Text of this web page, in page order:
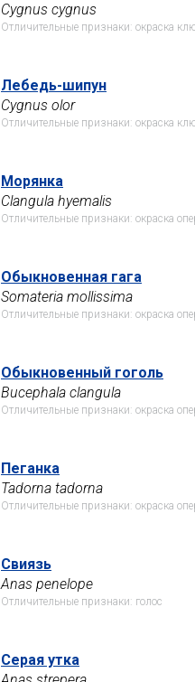
Cygnus cygnus
Отличительные признаки: окраска
Лебедь-шипун
Cygnus olor
Отличительные признаки: окраска
Морянка
Clangula hyemalis
Отличительные признаки: окраска
Обыкновенная гага
Somateria mollissima
Отличительные признаки: окраска
Обыкновенный гоголь
Bucephala clangula
Отличительные признаки: окраска
Пеганка
Tadorna tadorna
Отличительные признаки: окраска
Свиязь
Anas penelope
Отличительные признаки: голос
Серая утка